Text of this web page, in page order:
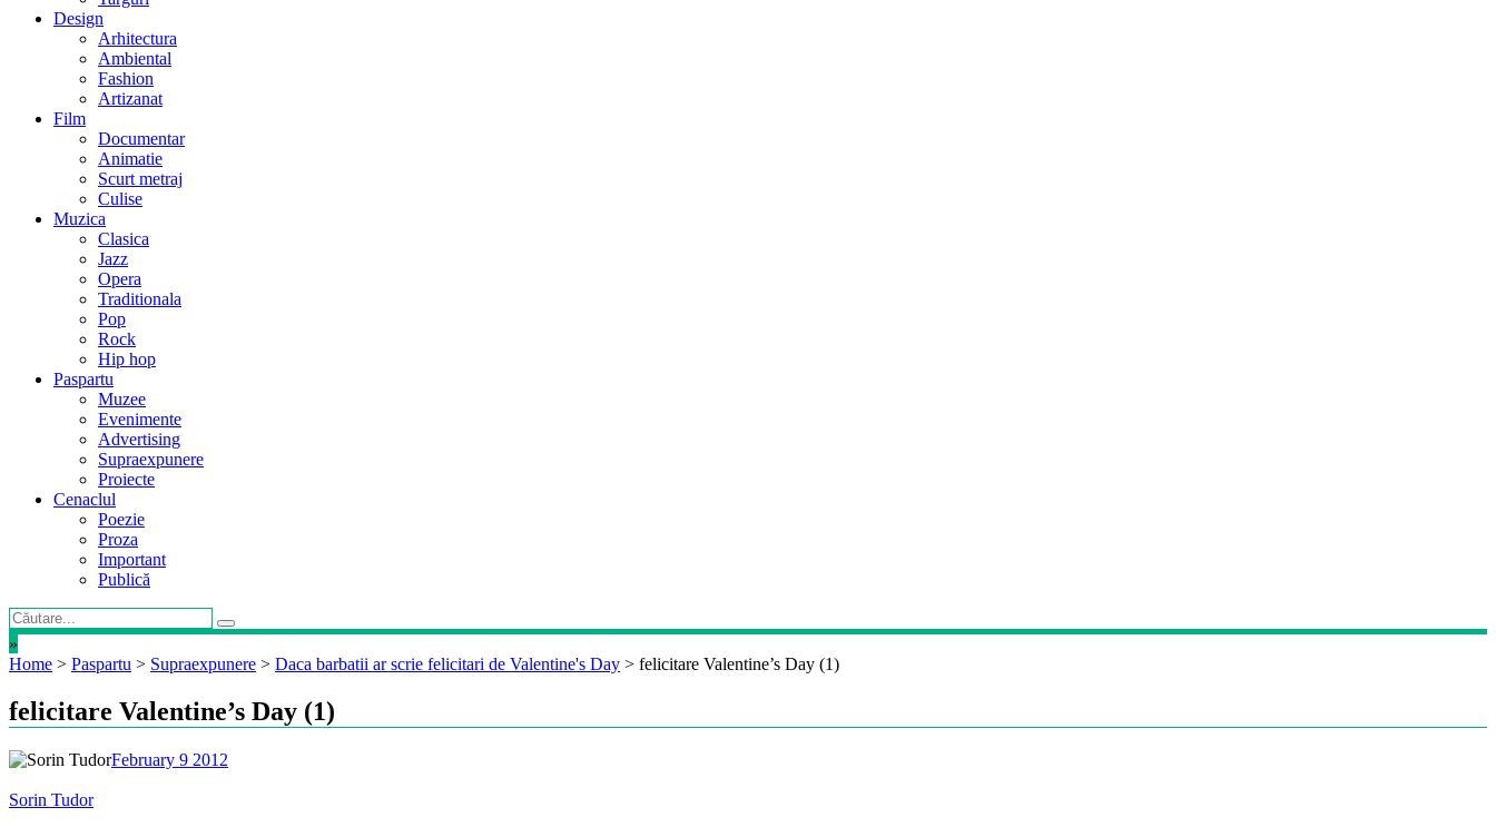
Design
Arhitectura
Ambiental
Fashion
Artizanat
Film
Documentar
Animatie
Scurt metraj
Culise
Muzica
Clasica
Jazz
Opera
Traditionala
Pop
Rock
Hip hop
Paspartu
Muzee
Evenimente
Advertising
Supraexpunere
Proiecte
Cenaclul
Poezie
Proza
Important
Publică
»
Home > Paspartu > Supraexpunere > Daca barbatii ar scrie felicitari de Valentine's Day > felicitare Valentine’s Day (1)
felicitare Valentine’s Day (1)
February 9 2012
Sorin Tudor